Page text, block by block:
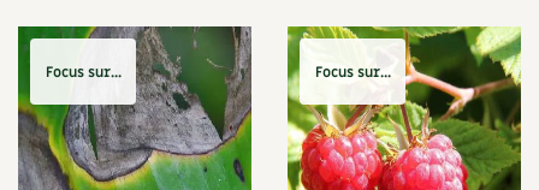
Focus sur... Focus sur...